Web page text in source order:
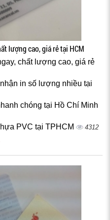
lượng cao, giá rẻ tại HCM
chất lượng cao, giá rẻ
in số lượng nhiều tại
chóng tại Hồ Chí Minh
PVC tại TPHCM 4312